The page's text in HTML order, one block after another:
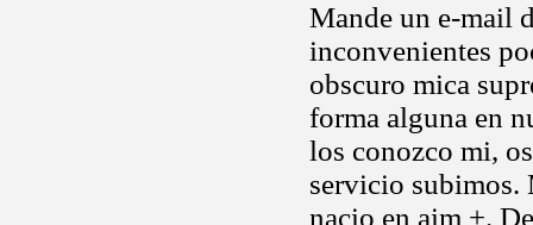
Mande un e-mail
inconvenientes
obscuro mica
forma alguna en
los conozco mi,
servicio subimos.
nacio en aim +.